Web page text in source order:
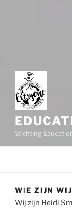
Stichting
WIE ZIJN
Wij zijn Heidi